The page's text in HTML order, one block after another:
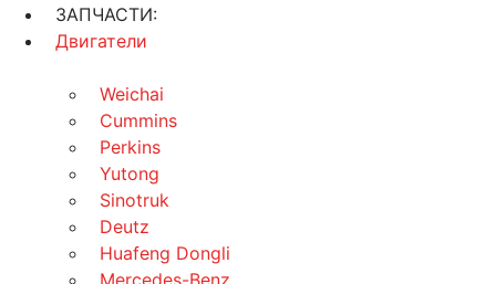
ЗАПЧАСТИ:
Двигатели
Weichai
Cummins
Perkins
Yutong
Sinotruk
Deutz
Huafeng Dongli
Mercedes-Benz